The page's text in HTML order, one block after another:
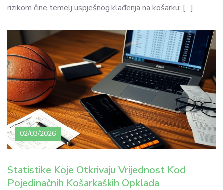
rizikom čine temelj uspješnog klađenja na košarku; […]
02/03/2026
Statistike Koje Otkrivaju Vrijednost Kod
Pojedinačnih Košarkaških Opklada